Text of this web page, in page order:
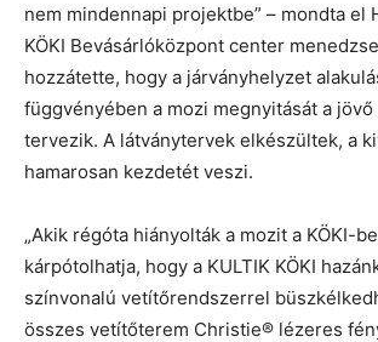
nem mindennapi projektbe” – mondta el
KÖKI Bevásárlóközpont center
hozzátette, hogy a járványhelyzet
függvényében a mozi megnyitását a
tervezik. A látványtervek elkészültek, a
hamarosan kezdetét veszi.
„Akik régóta hiányolták a mozit a KÖKI-
kárpótolhatja, hogy a KULTIK KÖKI
színvonalú vetítőrendszerrel
összes vetítőterem Christie® lézeres